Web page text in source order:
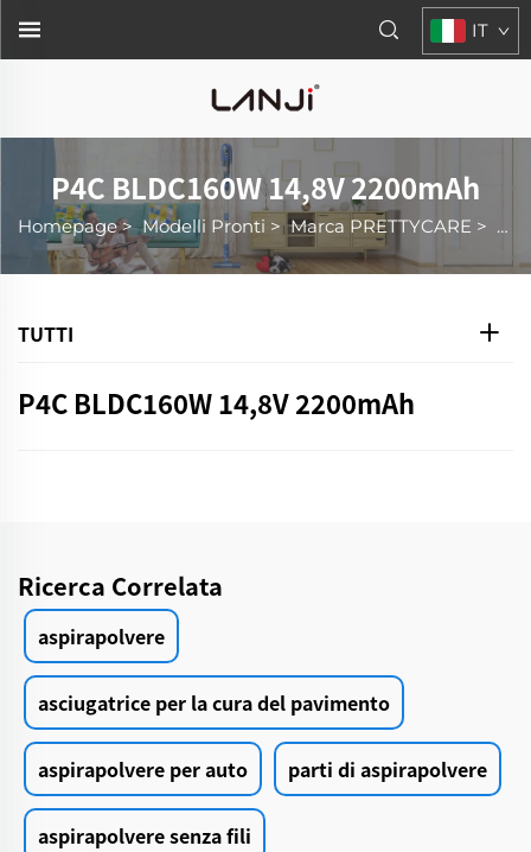
IT
P4C BLDC160W 14,8V 2200mAh
Homepage>Modelli Pronti >Marca PRETTYCARE >
TUTTI
P4C BLDC160W 14,8V 2200mAh
Ricerca Correlata
aspirapolvere
asciugatrice per la cura del pavimento
aspirapolvere per auto parti di aspirapolvere
aspirapolvere senza fili